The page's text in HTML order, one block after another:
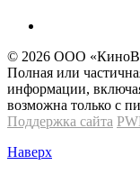
© 2026 OOО
Полная или
информации,
возможна только с
Поддержка сайта
Наверх